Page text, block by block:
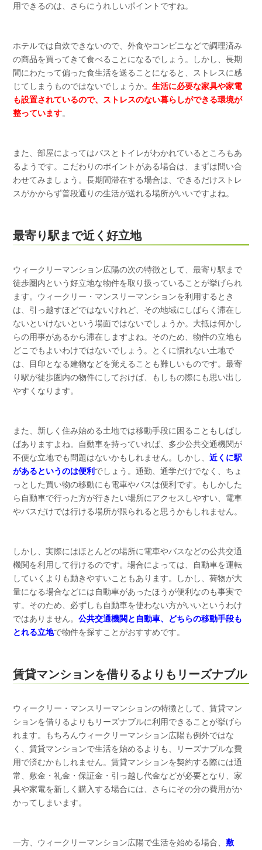
用できるのは、さらにうれしいポイントですね。
ホテルでは自炊できないので、外食やコンビニなどで調理済み
の商品を買ってきて食べることになるでしょう。しかし、長期
間にわたって偏った食生活を送ることになると、ストレスに感
じてしまうものではないでしょうか。 生活に必要な家具や家電
も設置されているので、ストレスのない暮らしができる環境が
整っています。
また、部屋によってはバスとトイレがわかれているところもあ
るようです。こだわりのポイントがある場合は、まずは問い合
わせてみましょう。長期間滞在する場合は、できるだけストレ
スがかからず普段通りの生活が送れる場所がいいですよね。
最寄り駅まで近く好立地
ウィークリーマンション広陽の次の特徴として、最寄り駅まで
徒歩圏内という好立地な物件を取り扱っていることが挙げられ
ます。ウィークリー・マンスリーマンションを利用するとき
は、引っ越すほどではないけれど、その地域にしばらく滞在し
ないといけないという場面ではないでしょうか。大抵は何かし
らの用事があるから滞在しますよね。そのため、物件の立地も
どこでもよいわけではないでしょう。とくに慣れない土地で
は、目印となる建物などを覚えることも難しいものです。最寄
り駅が徒歩圏内の物件にしておけば、もしもの際にも思い出し
やすくなります。
また、新しく住み始める土地では移動手段に困ることもしばし
ばありますよね。自動車を持っていれば、多少公共交通機関が
不便な立地でも問題はないかもしれません。しかし、 近くに駅
があるというのは便利でしょう。通勤、通学だけでなく、ちょ
っとした買い物の移動にも電車やバスは便利です。もしかした
ら自動車で行った方が行きたい場所にアクセスしやすい、電車
やバスだけでは行ける場所が限られると思うかもしれません。
しかし、実際にはほとんどの場所に電車やバスなどの公共交通
機関を利用して行けるのです。場合によっては、自動車を運転
していくよりも動きやすいこともあります。しかし、荷物が大
量になる場合などには自動車があったほうが便利なのも事実で
す。そのため、必ずしも自動車を使わない方がいいというわけ
ではありません。 公共交通機関と自動車、どちらの移動手段も
とれる立地で物件を探すことがおすすめです。
賃貸マンションを借りるよりもリーズナブル
ウィークリー・マンスリーマンションの特徴として、賃貸マン
ションを借りるよりもリーズナブルに利用できることが挙げら
れます。もちろんウィークリーマンション広陽も例外ではな
く、賃貸マンションで生活を始めるよりも、リーズナブルな費
用で済むかもしれません。賃貸マンションを契約する際には通
常、敷金・礼金・保証金・引っ越し代金などが必要となり、家
具や家電を新しく購入する場合には、さらにその分の費用がか
かってしまいます。
一方、ウィークリーマンション広陽で生活を始める場合、 敷